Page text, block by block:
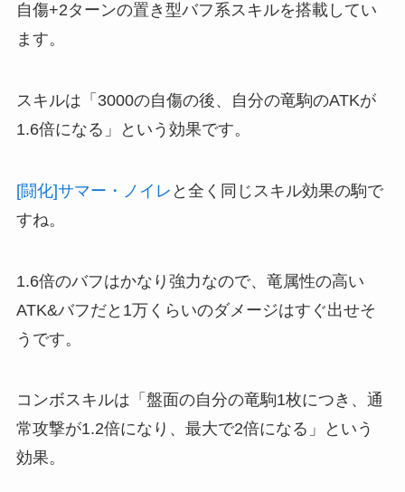
自傷+2ターンの置き型バフ系スキルを搭載してい
ます。
スキルは「3000の自傷の後、自分の竜駒のATKが
1.6倍になる」という効果です。
[闘化]サマー・ノイレ と全く同じスキル効果の駒で
すね。
1.6倍のバフはかなり強力なので、竜属性の高い
ATK&バフだと1万くらいのダメージはすぐ出せそ
うです。
コンボスキルは「盤面の自分の竜駒1枚につき、通
常攻撃が1.2倍になり、最大で2倍になる」という
効果。